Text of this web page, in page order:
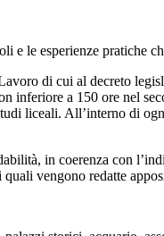
e le esperienze pratiche
di cui al decreto
inferiore a 150 ore nel
liceali. All’interno di
in coerenza con
vengono redatte